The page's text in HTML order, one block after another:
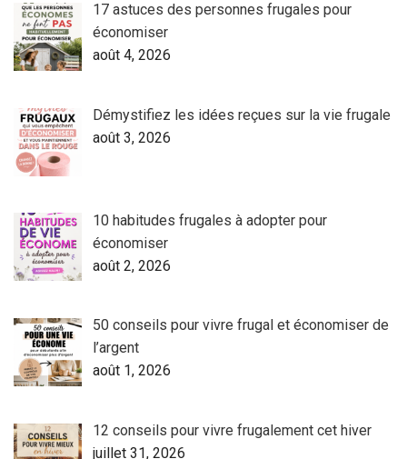
17 astuces des personnes frugales pour
économiser
août 4, 2026
Démystifiez les idées reçues sur la vie frugale
août 3, 2026
10 habitudes frugales à adopter pour
économiser
août 2, 2026
50 conseils pour vivre frugal et économiser de
l’argent
août 1, 2026
12 conseils pour vivre frugalement cet hiver
juillet 31, 2026